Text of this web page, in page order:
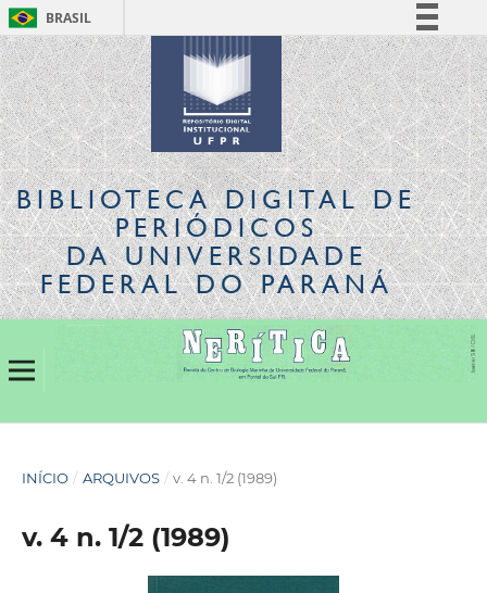
BRASIL
Simplifique!
Comunica BR
Participe
Acesso à informação
Legislação
Canais
BIBLIOTECA DIGITALDE
PERIÓDICOS
DA UNIVERSIDADE
FEDERAL DO PARANÁ
INÍCIO / ARQUIVOS / v. 4 n. 1/2 (1989)
v. 4 n. 1/2 (1989)